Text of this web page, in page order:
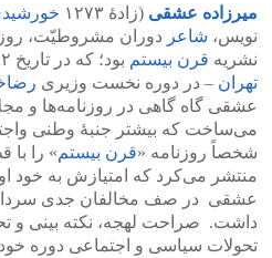
میرزاده عشقی (زادهٔ ۱۲۷۳
نویس، شاعر دوران مشروطیّت،
نشریه قرن بیستم بود؛ که در تاریخ ۱۲ تیر ۱۳۰۳ خورشیدی در
تهران – در دوره نخست وزیری
عشقی گاه گاهی در روزنامه‌ها و
می‌ساخت که بیشتر جنبهٔ وطنی
شخصاً روزنامه «قرن بیستم» را
منتشر می‌کرد که امتیازش به خود
عشقی در صف مخالفان جدی
داشت. صراحت لهجه، نکته‌ بینی و
تحولات سیاسی و اجتماعی دوره